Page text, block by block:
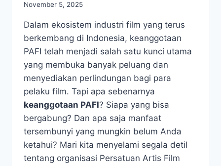
November 5, 2025
Dalam ekosistem industri film yang terus
berkembang di Indonesia, keanggotaan
PAFI telah menjadi salah satu kunci utama
yang membuka banyak peluang dan
menyediakan perlindungan bagi para
pelaku film. Tapi apa sebenarnya
keanggotaan PAFI? Siapa yang bisa
bergabung? Dan apa saja manfaat
tersembunyi yang mungkin belum Anda
ketahui? Mari kita menyelami segala detil
tentang organisasi Persatuan Artis Film